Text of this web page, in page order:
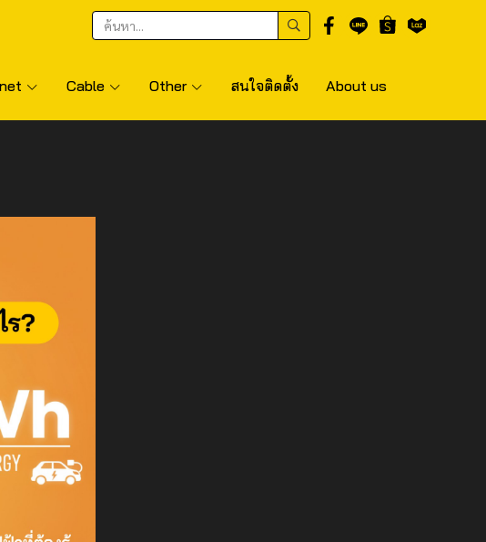
Cable Other สนใจติดตั้ง About us